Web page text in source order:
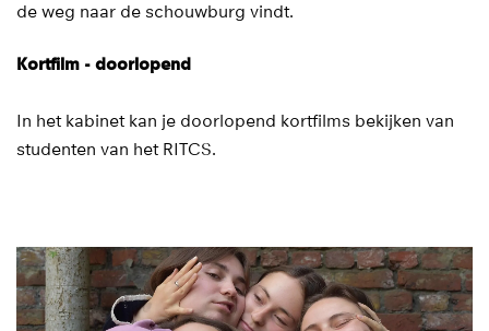
de weg naar de schouwburg vindt.
Kortfilm - doorlopend
In het kabinet kan je doorlopend kortfilms bekijken van
studenten van het RITCS.